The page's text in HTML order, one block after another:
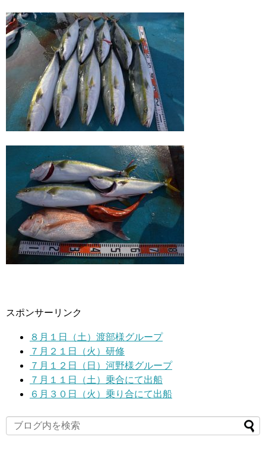
スポンサーリンク
８月１日（土）渡部様グループ
７月２１日（火）研修
７月１２日（日）河野様グループ
７月１１日（土）乗合にて出船
６月３０日（火）乗り合にて出船